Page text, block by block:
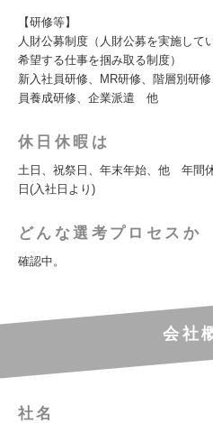
【研修等】
人財公募制度（人財公募を実施して
希望する仕事を掴み取る制度）
新入社員研修、MR研修、階層別研
員養成研修、企業派遣 他
休日休暇は
土日、祝祭日、年末年始、他 年間
日(入社日より)
どんな選考プロセスか
確認中。
会社
社名